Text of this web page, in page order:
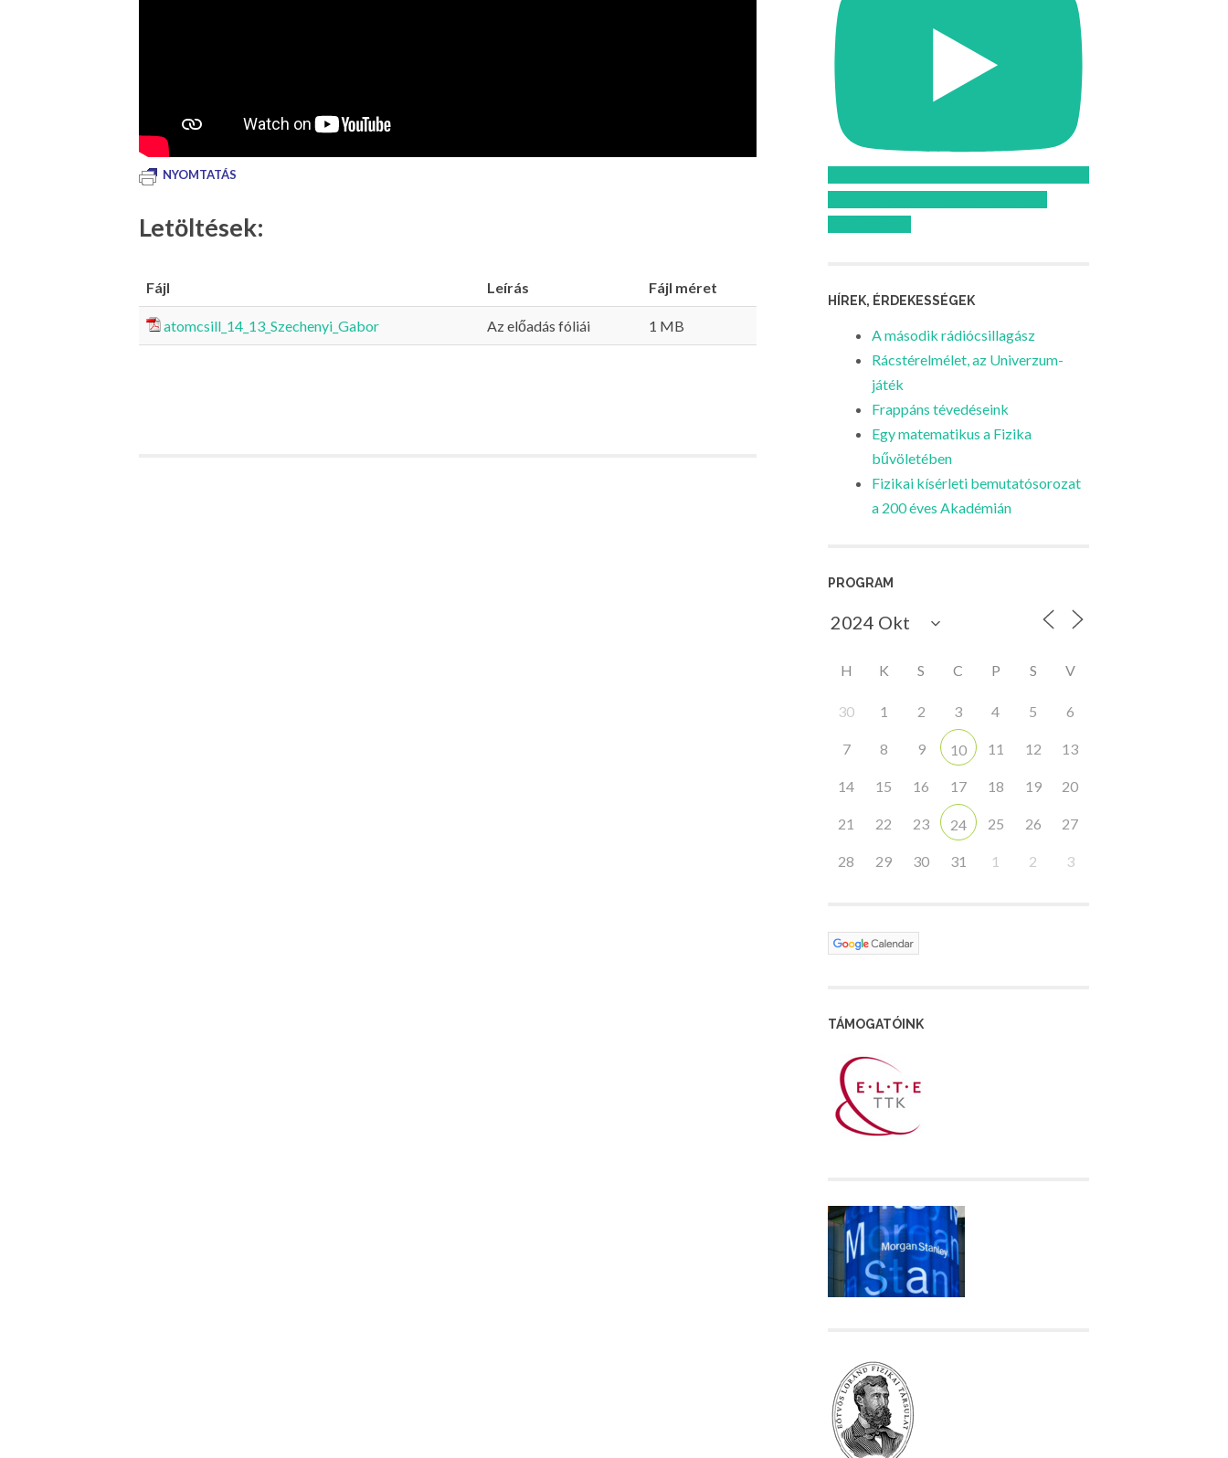
NYOMTATÁS
Letöltések:
Fájl Leírás Fájl méret
atomcsill_14_13_Szechenyi_Gabor Az előadás fóliái 1 MB
HÍREK, ÉRDEKESSÉGEK
A második rádiócsillagász
Rácstérelmélet, az Univerzum-
játék
Frappáns tévedéseink
Egy matematikus a Fizika
bűvöletében
Fizikai kísérleti bemutatósorozat
a 200 éves Akadémián
PROGRAM
H K S C P S V
30 1 2 3 4 5 6
7 8 9 10 11 12 13
14 15 16 17 18 19 20
21 22 23 24 25 26 27
28 29 30 31 1 2 3
TÁMOGATÓINK